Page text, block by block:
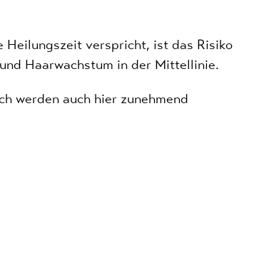
verspricht, ist das Risiko
Haarwachstum in der Mittellinie.
werden auch hier zunehmend